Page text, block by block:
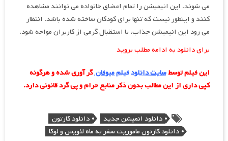
می شوند. این انیمیشن را تمام اعضای خانواده می توانند مشاهده
کنند و اینطور نیست که تنها برای کودکان ساخته شده باشد. انتظار
می رود این انیمیشن جذاب، با استقبال گرمی از کاربران مواجه شود.
برای دانلود به ادامه مطلب بروید
این فیلم توسطسایت دانلود فیلم میوفانگر آوری شده و هرگونه
کپی داری از این مطالب بدون ذکر منابع حرام و پی گرد قانونی دارد.
دانلود انمیشن جدید
دانلود کارتون
دانلود کارتون ماموریت سفر به ماه لئویس و لوکا